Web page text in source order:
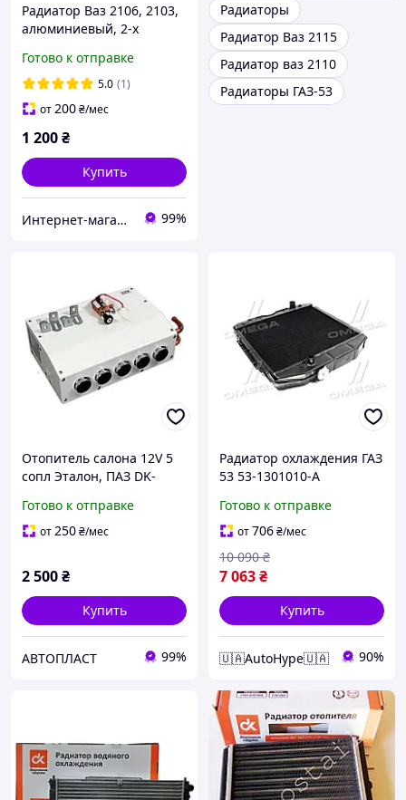
Радиатор Ваз 2106, 2103,
алюминиевый, 2-х
Дорожная карта, Харьков)
Готово к отправке
5.0 (1)
от200₴/мес
1 200₴
Купить
Интернет-магазин автозапчастей 99%
Радиаторы
Радиатор Ваз 2115
Радиатор ваз 2110
Радиаторы ГАЗ-53
Отопитель салона 12V 5
сопл Эталон, ПАЗ DK-
Готово к отправке
от250₴/мес
2 500₴
Купить
АВТОПЛАСТ 99%
Радиатор охлаждения ГАЗ
53 53-1301010-А
Готово к отправке
от706₴/мес
7 063₴
10 090 ₴
Купить
🇺🇦AutoHype🇺🇦 90%